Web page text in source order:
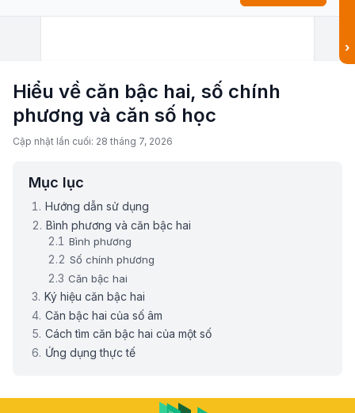
›
Hiểu về căn bậc hai, số chính
phương và căn số học
Cập nhật lần cuối: 28 tháng 7, 2026
Mục lục
Hướng dẫn sử dụng
Bình phương và căn bậc hai
Bình phương
Số chính phương
Căn bậc hai
Ký hiệu căn bậc hai
Căn bậc hai của số âm
Cách tìm căn bậc hai của một số
Ứng dụng thực tế